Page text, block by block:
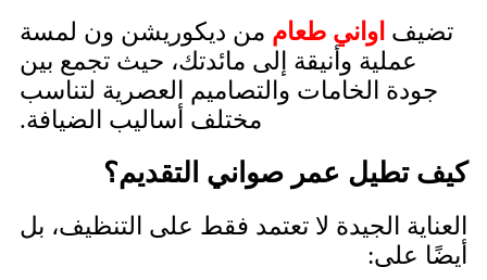
تضيف اواني طعام من ديكوريشن ون لمسة
عملية وأنيقة إلى مائدتك، حيث تجمع بين
جودة الخامات والتصاميم العصرية لتناسب
مختلف أساليب الضيافة.
كيف تطيل عمر صواني التقديم؟
العناية الجيدة لا تعتمد فقط على التنظيف، بل
أيضًا على: